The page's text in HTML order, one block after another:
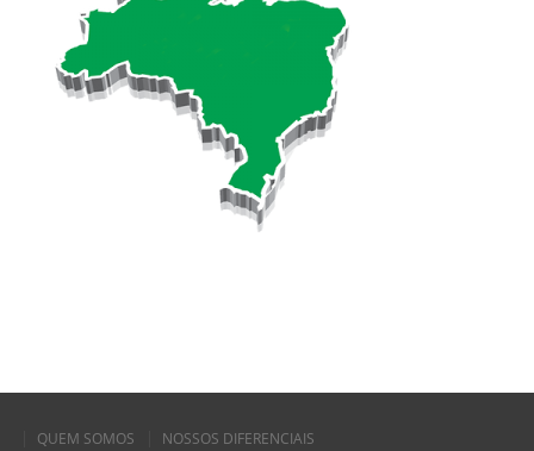
QUEM SOMOS
NOSSOS DIFERENCIAIS